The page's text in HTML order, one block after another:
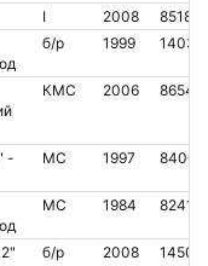
I 2008
б/р 1999
КМС 2006
-
МС 1997
МС 1984
б/р 2008